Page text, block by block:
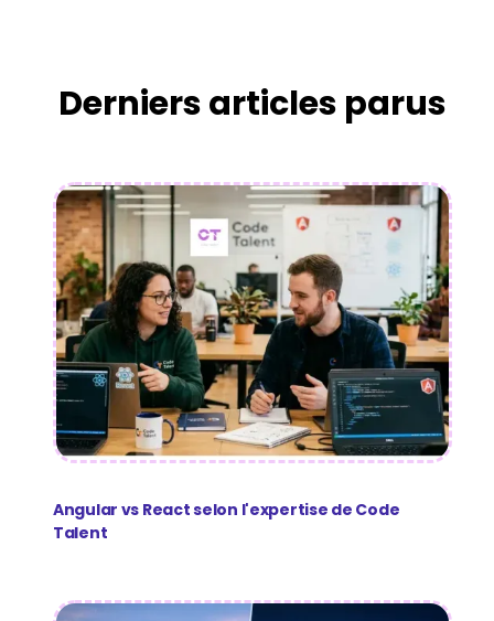
Derniers articles parus
Angular vs React selon l'expertise de Code
Talent